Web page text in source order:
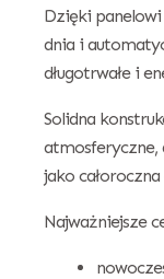
Dzięki panelowi
dnia i
długotrwałe i
Solidna
atmosferyczne,
jako
Najważniejsze